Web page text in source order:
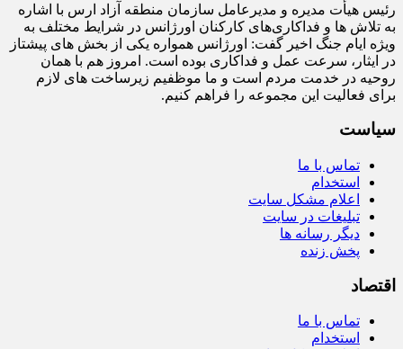
رئیس هیأت‌ مدیره و مدیرعامل سازمان منطقه آزاد ارس با اشاره
به تلاش‌ ها و فداکاری‌های کارکنان اورژانس در شرایط مختلف به‌
ویژه ایام جنگ اخیر گفت: اورژانس همواره یکی از بخش‌ های پیشتاز
در ایثار، سرعت‌ عمل و فداکاری بوده است. امروز هم با همان
روحیه در خدمت مردم است و ما موظفیم زیرساخت‌ های لازم
برای فعالیت این مجموعه را فراهم کنیم.
سیاست
تماس با ما
استخدام
اعلام مشکل سایت
تبلیغات در سایت
دیگر رسانه ها
پخش زنده
اقتصاد
تماس با ما
استخدام